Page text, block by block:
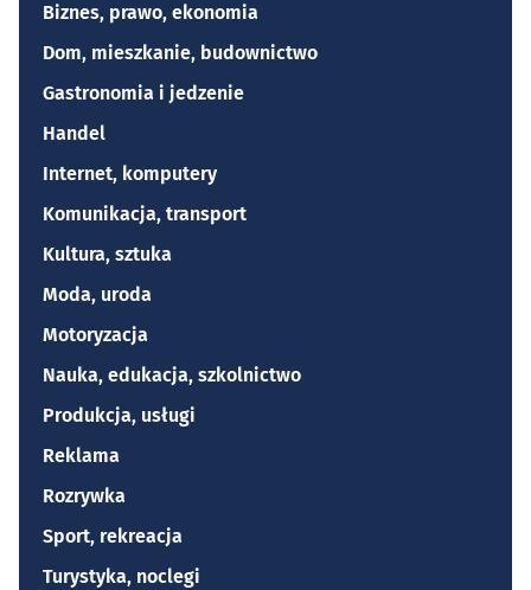
Biznes, prawo, ekonomia
Dom, mieszkanie, budownictwo
Gastronomia i jedzenie
Handel
Internet, komputery
Komunikacja, transport
Kultura, sztuka
Moda, uroda
Motoryzacja
Nauka, edukacja, szkolnictwo
Produkcja, usługi
Reklama
Rozrywka
Sport, rekreacja
Turystyka, noclegi